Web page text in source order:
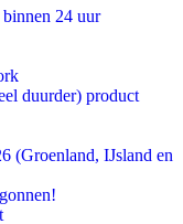
24 uur
duurder) product
(Groenland, IJsland en